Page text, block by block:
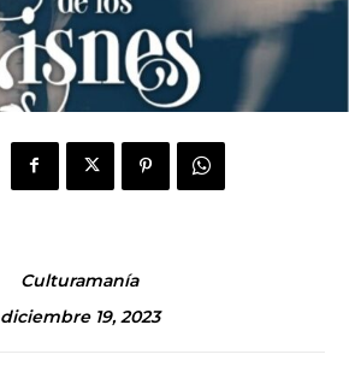
Culturamanía
diciembre 19, 2023